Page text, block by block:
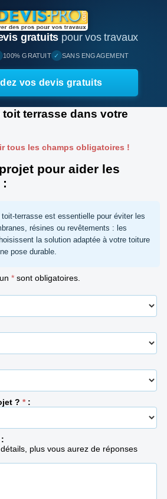
gratuits pour vos travaux
100% GRATUIT ✓ SANS ENGAGEMENT
vos devis gratuits
terrasse dans votre
tous les champs obligatoires !
pour aider les
toit-terrasse est essentielle pour éviter les
résines ou revêtements : les
la solution adaptée à votre toiture
pose durable.
* sont obligatoires.
? *:
plus vous aurez de réponses